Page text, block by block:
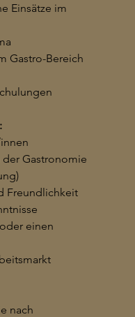
Einsätze im
Gastro-Bereich
Gastronomie
Freundlichkeit
einen
nach